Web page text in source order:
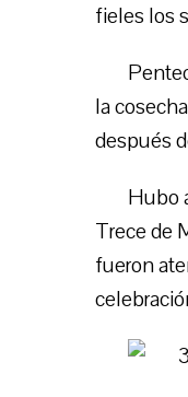
fieles los
la
después
Hubo
Trece de
fueron